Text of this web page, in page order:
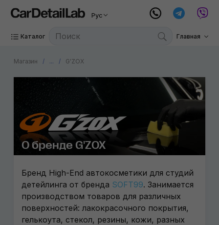
Рус
Каталог Главная
Магазин ... G'ZOX
О бренде G'ZOX
Бренд High-End автокосметики для студий
детейлинга от бренда SOFT99. Занимается
производством товаров для различных
поверхностей: лакокрасочного покрытия,
гелькоута, стекол, резины, кожи, разных